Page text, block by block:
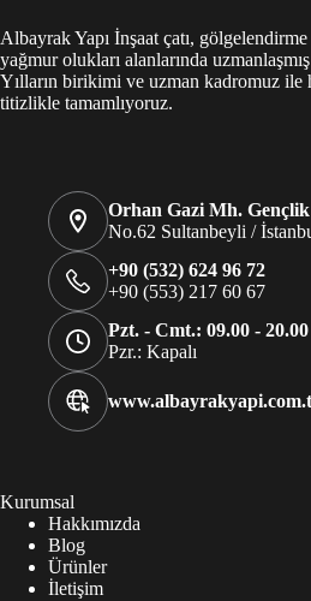
Albayrak Yapı İnşaat çatı, gölgelendirme
yağmur olukları alanlarında
Yılların birikimi ve uzman kadromuz ile
titizlikle tamamlıyoruz.
Orhan Gazi Mh.
No.62 Sultanbeyli /
+90 (532) 624 96 72
+90 (553) 217 60 67
Pzt. - Cmt.: 09.00 - 20.00
Pzr.: Kapalı
Kurumsal
Hakkımızda
Blog
Ürünler
İletişim